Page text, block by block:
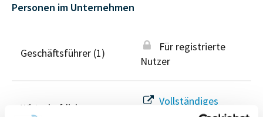
Personen im Unternehmen
Geschäftsführer (1)
Für registrierte
Nutzer
Wirtschaftlich
Vollständiges